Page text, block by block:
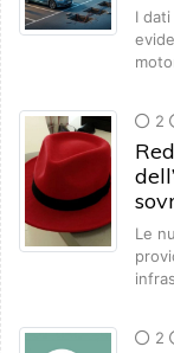
I
2
Le
2